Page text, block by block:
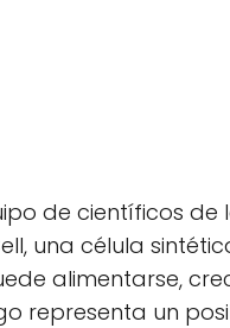
de científicos
una célula
alimentarse,
representa un